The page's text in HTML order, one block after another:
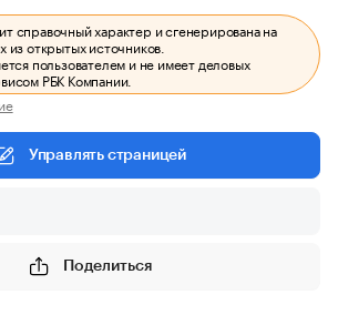
справочный характер и сгенерирована на
из открытых источников.
пользователем и не имеет деловых
РБК Компании.
Управлять страницей
Поделиться